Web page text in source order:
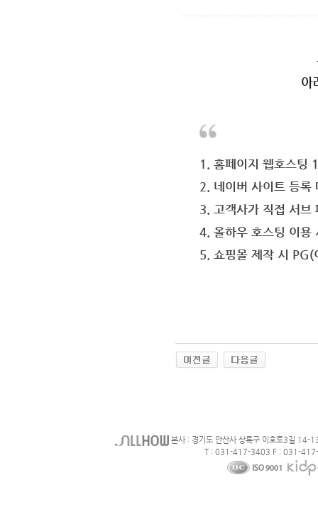
아
1. 홈페이지 웹호스팅
2. 네이버 사이트 등록
3. 고객사가 직접 서브
4. 올하우 호스팅 이용
5. 쇼핑몰 제작 시
본사 : 경기도 안산사 상록구 이호로3길 14-
T : 031-417-3403 F : 031-